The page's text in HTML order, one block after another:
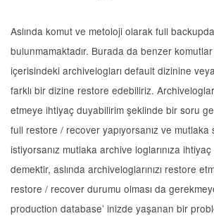
Aslında komut ve metoloji olarak full
bulunmamaktadır. Burada da benzer
içerisindeki archivelogları default dizinine
farklı bir dizine restore edebiliriz.
etmeye ihtiyaç duyabilirim şeklinde bir soru
full restore / recover yapıyorsanız ve
istiyorsanız mutlaka archive loglarınıza ihtiyaç
demektir, aslında archiveloglarınızı restore
restore / recover durumu olması da
production database’ inizde yaşanan bir